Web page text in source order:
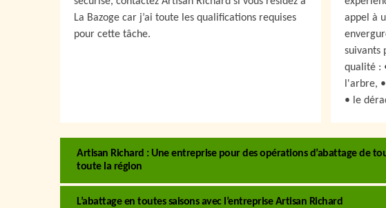
La Bazoge car j’ai toute les qualifications requises
pour cette tâche.
appel à
suivants
qualité :
l'arbre,
• le
Artisan Richard : Une entreprise pour des opérations d’abattage de
toute la région
L’abattage en toutes saisons avec l’entreprise Artisan Richard